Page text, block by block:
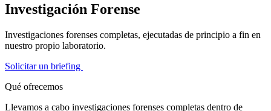
Investigación Forense
Investigaciones forenses completas, ejecutadas de principio a fin en
nuestro propio laboratorio.
Solicitar un briefing
Qué ofrecemos
Llevamos a cabo investigaciones forenses completas dentro de